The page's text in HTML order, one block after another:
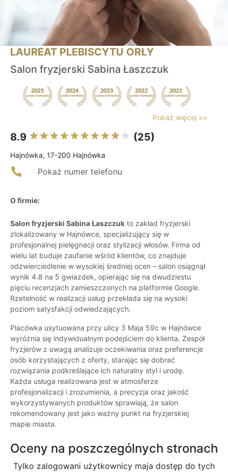
LAUREAT PLEBISCYTU ORŁY
Salon fryzjerski Sabina Łaszczuk
Pokaż więcej >>
8.9 (25)
Hajnówka, 17-200 Hajnówka
Pokaż numer telefonu
O firmie:
Salon fryzjerski Sabina Łaszczuk to zakład fryzjerski
zlokalizowany w Hajnówce, specjalizujący się w
profesjonalnej pielęgnacji oraz stylizacji włosów. Firma od
wielu lat buduje zaufanie wśród klientów, co znajduje
odzwierciedlenie w wysokiej średniej ocen – salon osiągnął
wynik 4.8 na 5 gwiazdek, opierając się na dwudziestu
pięciu recenzjach zamieszczonych na platformie Google.
Rzetelność w realizacji usług przekłada się na wysoki
poziom satysfakcji odwiedzających.
Placówka usytuowana przy ulicy 3 Maja 59c w Hajnówce
wyróżnia się indywidualnym podejściem do klienta. Zespół
fryzjerów z uwagą analizuje oczekiwania oraz preferencje
osób korzystających z oferty, starając się dobrać
rozwiązania podkreślające ich naturalny styl i urodę.
Każda usługa realizowana jest w atmosferze
profesjonalizacji i zrozumienia, a precyzja oraz jakość
wykorzystywanych produktów sprawiają, że salon
rekomendowany jest jako ważny punkt na fryzjerskiej
mapie miasta.
Oceny na poszczególnych stronach
Tylko zalogowani użytkownicy maja dostęp do tych